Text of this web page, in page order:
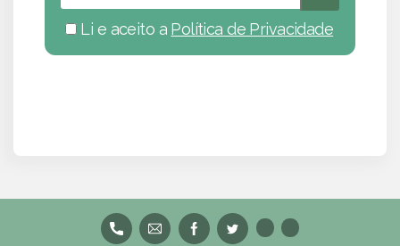
Li e aceito a Política de Privacidade